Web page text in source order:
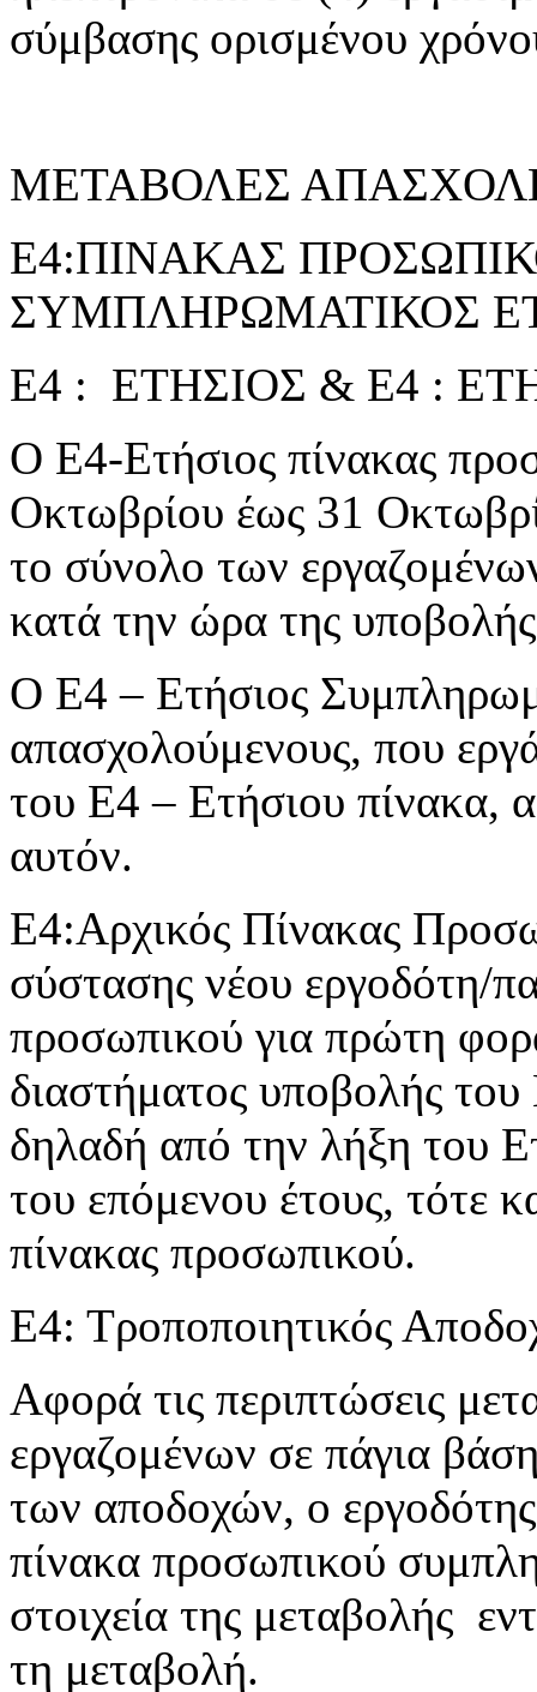
σύμβασης ορισμένου
ΜΕΤΑΒΟΛΕΣ
Ε4:ΠΙΝΑΚΑΣ
ΣΥΜΠΛΗΡΩΜΑΤΙΚΟΣ
Ε4 : ΕΤΗΣΙΟΣ & Ε4 :
Ο Ε4-Ετήσιος πίνακας
Οκτωβρίου έως 31
το σύνολο των
κατά την ώρα της
Ο Ε4 – Ετήσιος
απασχολούμενους, που
του Ε4 – Ετήσιου πίνακα,
αυτόν.
Ε4:Αρχικός Πίνακας
σύστασης νέου εργοδότη/
προσωπικού για πρώτη
διαστήματος υποβολής
δηλαδή από την λήξη του
του επόμενου έτους, τότε
πίνακας προσωπικού.
Ε4: Τροποποιητικός
Αφορά τις περιπτώσεις
εργαζομένων σε πάγια
των αποδοχών, ο
πίνακα προσωπικού
στοιχεία της μεταβολής
τη μεταβολή.